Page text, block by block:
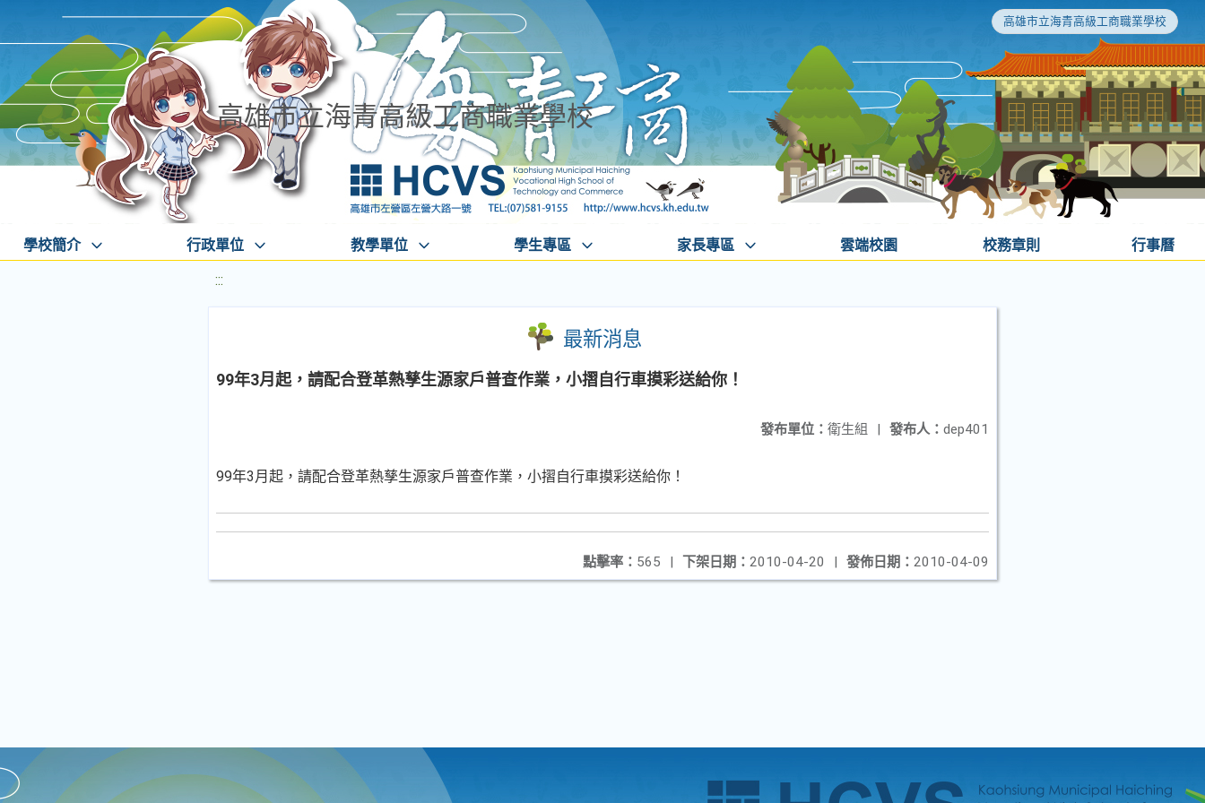
高雄市立海青高級工商職業學校
高雄市立海青高級工商職業學校
學校簡介 行政單位 教學單位 學生專區 家長專區 雲端校園 校務章則 行事曆
:::
最新消息
99年3月起，請配合登革熱孳生源家戶普查作業，小摺自行車摸彩送給你！
發布人： dep401
發布單位： 衛生組 |
99年3月起，請配合登革熱孳生源家戶普查作業，小摺自行車摸彩送給你！
發佈日期： 2010-04-09
下架日期： 2010-04-20 |
點擊率： 565 |